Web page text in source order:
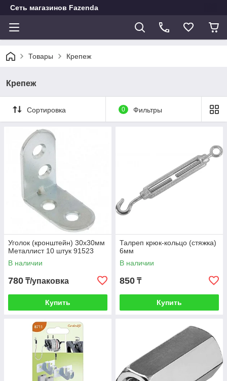
Сеть магазинов Fazenda
Товары Крепеж
Крепеж
Сортировка 0 Фильтры
Уголок (кронштейн) 30х30мм
Металлист 10 штук 91523
В наличии
780 ₸/упаковка
Купить
Талреп крюк-кольцо (стяжка)
6мм
В наличии
850 ₸
Купить